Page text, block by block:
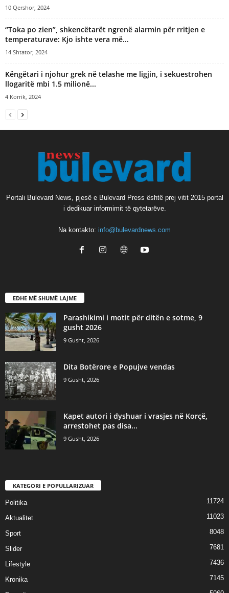
10 Qershor, 2024
“Toka po zien”, shkencëtarët ngrenë alarmin për rritjen e
temperaturave: Kjo ishte vera më...
14 Shtator, 2024
Këngëtari i njohur grek në telashe me ligjin, i sekuestrohen
llogaritë mbi 1.5 milionë...
4 Korrik, 2024
Portali Bulevard News, pjesë e Bulevard Press është prej vitit 2015 portal
i dedikuar informimit të qytetarëve.
Na kontakto: info@bulevardnews.com
EDHE MË SHUMË LAJME
Parashikimi i motit për ditën e sotme, 9
gusht 2026
9 Gusht, 2026
​Dita Botërore e Popujve vendas
9 Gusht, 2026
Kapet autori i dyshuar i vrasjes në Korçë,
arrestohet pas disa...
9 Gusht, 2026
KATEGORI E POPULLARIZUAR
Politika 11724
Aktualitet 11023
Sport 8048
Slider 7681
Lifestyle 7436
Kronika 7145